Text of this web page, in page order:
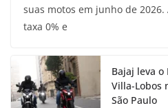
suas motos em junho de
taxa 0% e
Bajaj leva o
Villa-Lobos
São Paulo